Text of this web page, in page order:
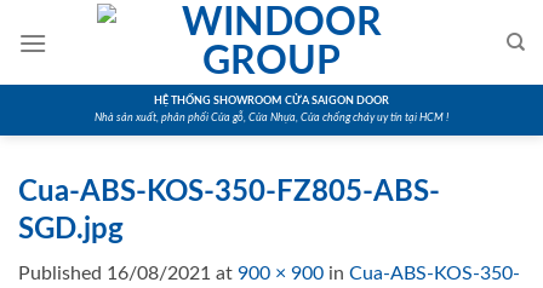
HỆ THỐNG SHOWROOM CỬA SAIGON DOOR
Nhà sản xuất, phân phối Cửa gỗ, Cửa Nhựa, Cửa chống cháy uy tín tại HCM !
Cua-ABS-KOS-350-FZ805-ABS-
SGD.jpg
Published 16/08/2021 at 900 × 900 in Cua-ABS-KOS-350-